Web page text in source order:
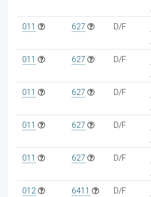
011 627 D/F
011 627 D/F
011 627 D/F
011 627 D/F
011 627 D/F
012 6411 D/F